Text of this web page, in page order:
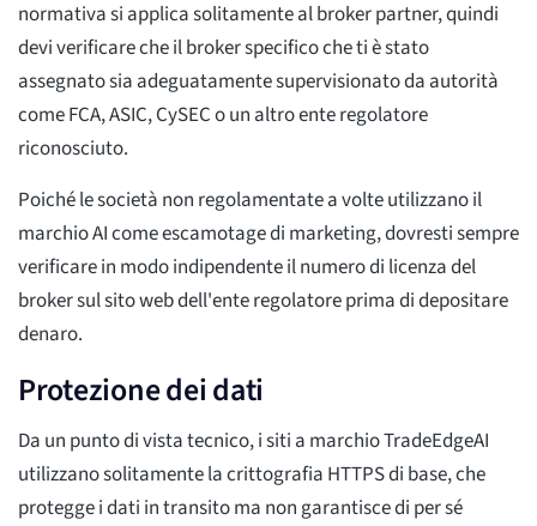
normativa si applica solitamente al broker partner, quindi
devi verificare che il broker specifico che ti è stato
assegnato sia adeguatamente supervisionato da autorità
come FCA, ASIC, CySEC o un altro ente regolatore
riconosciuto.
Poiché le società non regolamentate a volte utilizzano il
marchio AI come escamotage di marketing, dovresti sempre
verificare in modo indipendente il numero di licenza del
broker sul sito web dell'ente regolatore prima di depositare
denaro.
Protezione dei dati
Da un punto di vista tecnico, i siti a marchio TradeEdgeAI
utilizzano solitamente la crittografia HTTPS di base, che
protegge i dati in transito ma non garantisce di per sé